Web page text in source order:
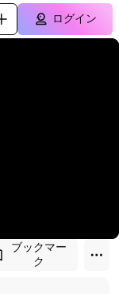
ログイン
ブックマー
ク